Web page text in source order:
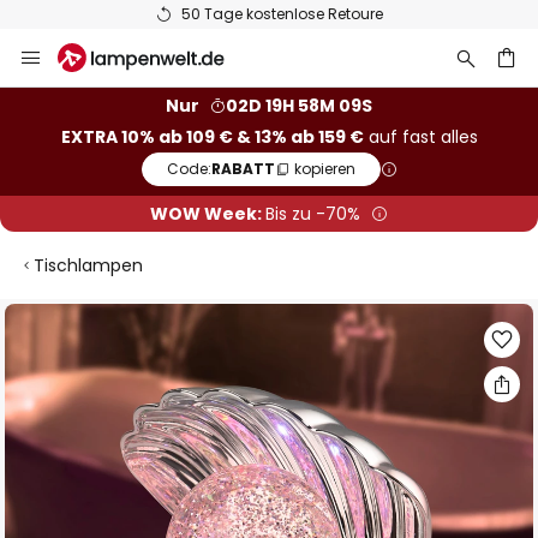
50 Tage kostenlose Retoure
Inhalt
Nur
02D 19H 58M 09S
EXTRA 10% ab 109 € & 13% ab 159 €auf fast alles
Code:RABATT kopieren
WOW Week:Bis zu -70%
Tischlampen
Zum
der
Bildgalerie
springen